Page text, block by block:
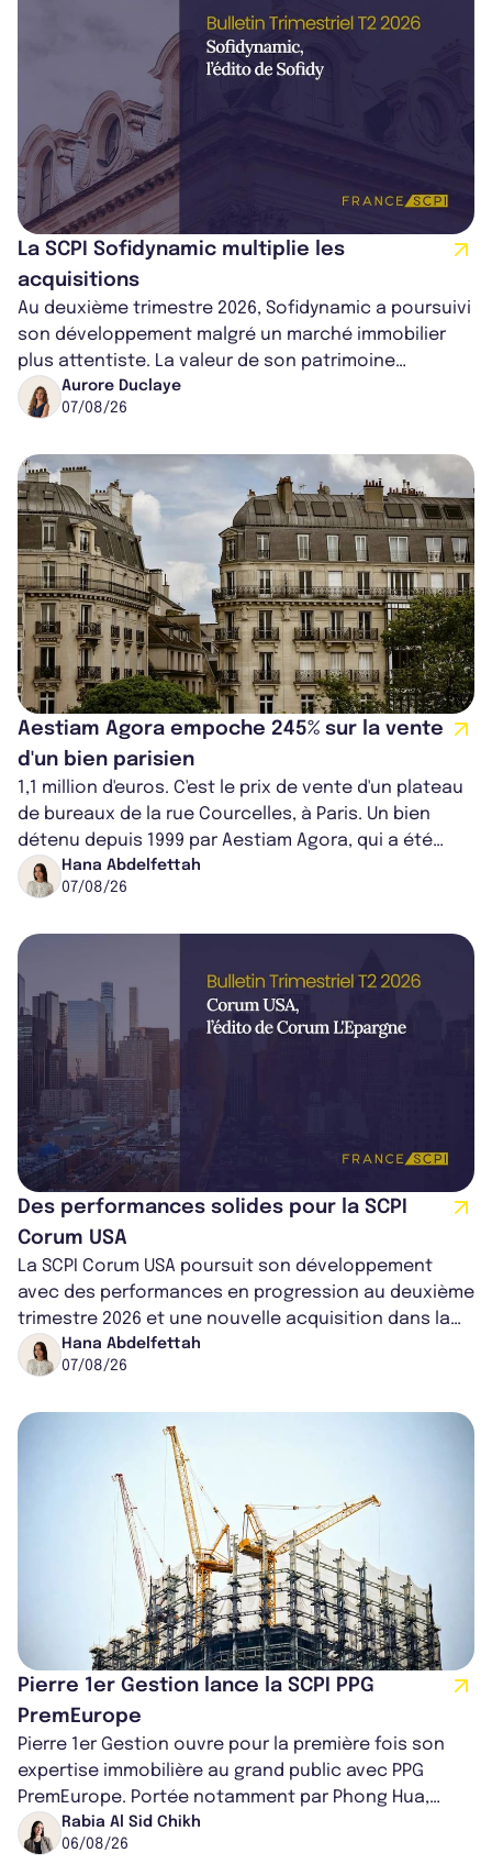
La SCPI Sofidynamic multiplie les
acquisitions
Au deuxième trimestre 2026, Sofidynamic a poursuivi
son développement malgré un marché immobilier
plus attentiste. La valeur de son patrimoine
progresse de 3,8% à périmètre constan...
Aurore Duclaye
07/08/26
Aestiam Agora empoche 245% sur la vente
d'un bien parisien
1,1 million d'euros. C'est le prix de vente d'un plateau
de bureaux de la rue Courcelles, à Paris. Un bien
détenu depuis 1999 par Aestiam Agora, qui a été
cédé avec une plus-value...
Hana Abdelfettah
07/08/26
Des performances solides pour la SCPI
Corum USA
La SCPI Corum USA poursuit son développement
avec des performances en progression au deuxième
trimestre 2026 et une nouvelle acquisition dans la
région de Chicago. Entre hausse de...
Hana Abdelfettah
07/08/26
Pierre 1er Gestion lance la SCPI PPG
PremEurope
Pierre 1er Gestion ouvre pour la première fois son
expertise immobilière au grand public avec PPG
PremEurope. Portée notamment par Phong Hua,
ancien directeur des investissements d...
Rabia Al Sid Chikh
06/08/26